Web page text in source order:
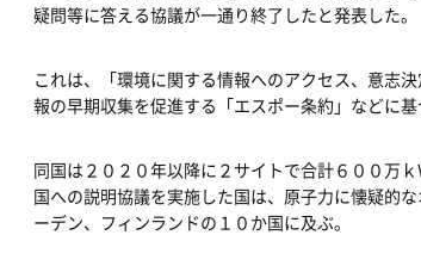
疑問等に答える協議が一通り終了したと発表した。
これは、「環境に関する情報へのアクセス、意志
報の早期収集を促進する「エスポー条約」などに基
同国は２０２０年以降に２サイトで合計６００万
国への説明協議を実施した国は、原子力に懐疑的
ーデン、フィンランドの１０か国に及ぶ。